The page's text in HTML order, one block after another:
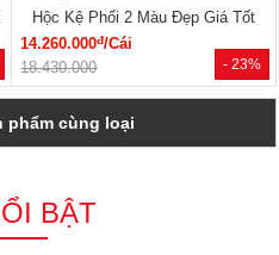
- 23%
Hộc Kệ Phối 2 Màu Đẹp Giá Tốt
14.260.000đ/Cái
18.430.000
phẩm cùng loại
BẬT